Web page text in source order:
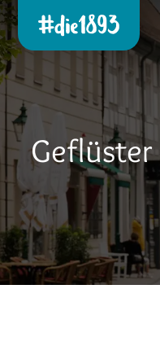
Die
Zur neuen Startseite